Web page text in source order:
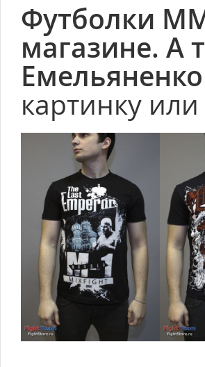
Футболки
магазине. А
Емельяненко
картинку